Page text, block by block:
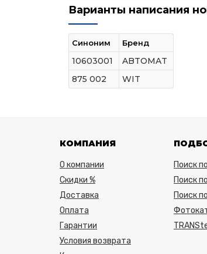
Варианты написания
Синоним Бренд
10603001
ABTOMAT
875 002
WIT
КОМПАНИЯ
О компании
Скидки %
Доставка
Оплата
Гарантии
Условия возврата
Поиск
Поиск
Поиск